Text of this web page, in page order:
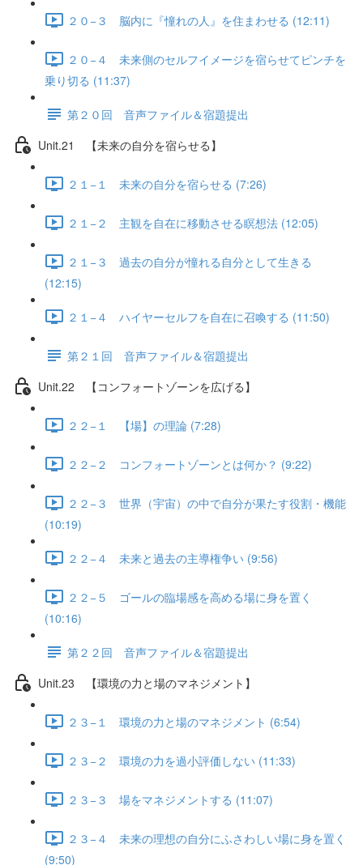
２０−３ 脳内に『憧れの人』を住まわせる (12:11)
２０−４ 未来側のセルフイメージを宿らせてピンチを
乗り切る (11:37)
第２０回 音声ファイル＆宿題提出
Unit.21 【未来の自分を宿らせる】
２１−１ 未来の自分を宿らせる (7:26)
２１−２ 主観を自在に移動させる瞑想法 (12:05)
２１−３ 過去の自分が憧れる自分として生きる
(12:15)
２１−４ ハイヤーセルフを自在に召喚する (11:50)
第２１回 音声ファイル＆宿題提出
Unit.22 【コンフォートゾーンを広げる】
２２−１ 【場】の理論 (7:28)
２２−２ コンフォートゾーンとは何か？ (9:22)
２２−３ 世界（宇宙）の中で自分が果たす役割・機能
(10:19)
２２−４ 未来と過去の主導権争い (9:56)
２２−５ ゴールの臨場感を高める場に身を置く
(10:16)
第２２回 音声ファイル＆宿題提出
Unit.23 【環境の力と場のマネジメント】
２３−１ 環境の力と場のマネジメント (6:54)
２３−２ 環境の力を過小評価しない (11:33)
２３−３ 場をマネジメントする (11:07)
２３−４ 未来の理想の自分にふさわしい場に身を置く
(9:50)